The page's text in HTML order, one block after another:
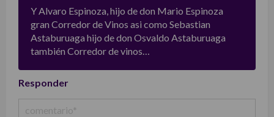
Y Alvaro Espinoza, hijo de don Mario Espinoza
gran Corredor de Vinos asi como Sebastian
Astaburuaga hijo de don Osvaldo Astaburuaga
también Corredor de vinos…
Responder